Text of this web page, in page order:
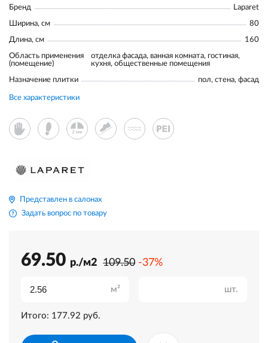
Бренд Laparet
Ширина, см 80
Длина, см 160
Область применения
(помещение)
отделка фасада, ванная комната, гостиная,
кухня, общественные помещения
Назначение плитки пол, стена, фасад
Все характеристики
Представлен в салонах
Задать вопрос по товару
69.50 р./м2 109.50 -37%
м² шт.
Итого: 177.92 руб.